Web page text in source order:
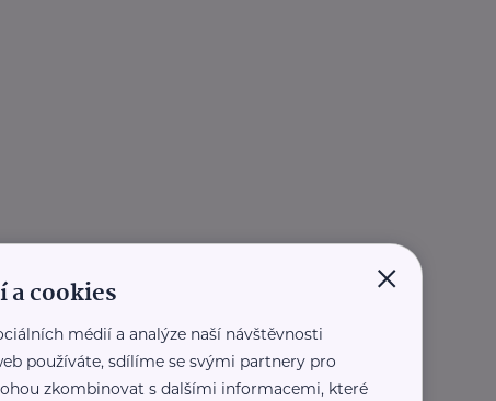
×
a cookies
médií a analýze naší návštěvnosti
používáte, sdílíme se svými partnery pro
zkombinovat s dalšími informacemi, které